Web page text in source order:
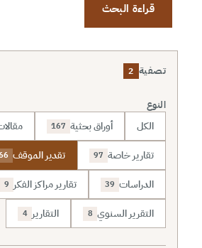
قراءة البحث
تصفية 2
النوع
الكل أوراق بحثية 167
تقارير خاصة 97 تقدير الموقف
الدراسات 39 تقارير مراكز الفكر 9
التقرير السنوي 8 التقارير 4